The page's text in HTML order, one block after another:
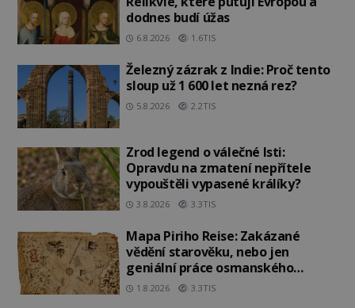
dodnes budí úžas
6.8.2026 1.6TIS
Železný zázrak z Indie: Proč tento
sloup už 1 600 let nezná rez?
5.8.2026 2.2TIS
Zrod legend o válečné lsti:
Opravdu na zmatení nepřítele
vypouštěli vypasené králíky?
3.8.2026 3.3TIS
Mapa Piriho Reise: Zakázané
vědění starověku, nebo jen
geniální práce osmanského
admirála?
1.8.2026 3.3TIS